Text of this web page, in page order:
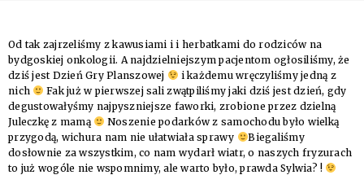
Od tak zajrzeliśmy z kawusiami i i herbatkami do rodziców na
bydgoskiej onkologii. A najdzielniejszym pacjentom ogłosiliśmy, że
dziś jest Dzień Gry Planszowej
i każdemu wręczyliśmy jedną z
nich
Fak już w pierwszej sali zwątpiliśmy jaki dziś jest dzień, gdy
degustowałyśmy najpyszniejsze faworki, zrobione przez dzielną
Juleczkę z mamą
Noszenie podarków z samochodu było wielką
przygodą, wichura nam nie ułatwiała sprawy
Biegaliśmy
dosłownie za wszystkim, co nam wydarł wiatr, o naszych fryzurach
to już wogóle nie wspomnimy, ale warto było, prawda Sylwia? !